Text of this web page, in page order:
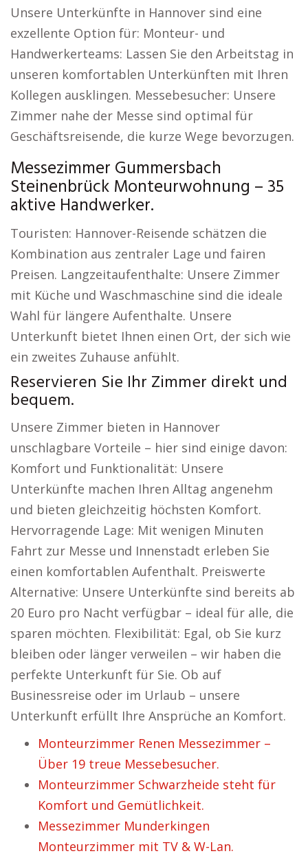
Unsere Unterkünfte in Hannover sind eine
exzellente Option für: Monteur- und
Handwerkerteams: Lassen Sie den Arbeitstag in
unseren komfortablen Unterkünften mit Ihren
Kollegen ausklingen. Messebesucher: Unsere
Zimmer nahe der Messe sind optimal für
Geschäftsreisende, die kurze Wege bevorzugen.
Messezimmer Gummersbach
Steinenbrück Monteurwohnung – 35
aktive Handwerker.
Touristen: Hannover-Reisende schätzen die
Kombination aus zentraler Lage und fairen
Preisen. Langzeitaufenthalte: Unsere Zimmer
mit Küche und Waschmaschine sind die ideale
Wahl für längere Aufenthalte. Unsere
Unterkunft bietet Ihnen einen Ort, der sich wie
ein zweites Zuhause anfühlt.
Reservieren Sie Ihr Zimmer direkt und
bequem.
Unsere Zimmer bieten in Hannover
unschlagbare Vorteile – hier sind einige davon:
Komfort und Funktionalität: Unsere
Unterkünfte machen Ihren Alltag angenehm
und bieten gleichzeitig höchsten Komfort.
Hervorragende Lage: Mit wenigen Minuten
Fahrt zur Messe und Innenstadt erleben Sie
einen komfortablen Aufenthalt. Preiswerte
Alternative: Unsere Unterkünfte sind bereits ab
20 Euro pro Nacht verfügbar – ideal für alle, die
sparen möchten. Flexibilität: Egal, ob Sie kurz
bleiben oder länger verweilen – wir haben die
perfekte Unterkunft für Sie. Ob auf
Businessreise oder im Urlaub – unsere
Unterkunft erfüllt Ihre Ansprüche an Komfort.
Monteurzimmer Renen Messezimmer –
Über 19 treue Messebesucher.
Monteurzimmer Schwarzheide steht für
Komfort und Gemütlichkeit.
Messezimmer Munderkingen
Monteurzimmer mit TV & W-Lan.